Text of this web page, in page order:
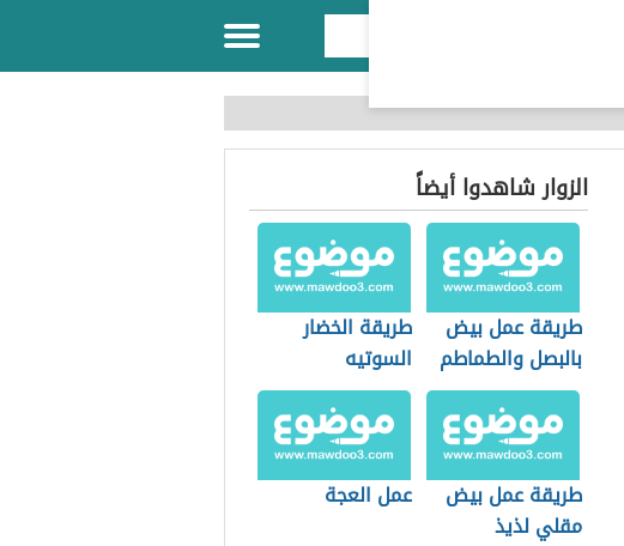
الزوار شاهدوا أيضاً
طريقة عمل بيض
بالبصل والطماطم
طريقة الخضار
السوتيه
طريقة عمل بيض
مقلي لذيذ
عمل العجة